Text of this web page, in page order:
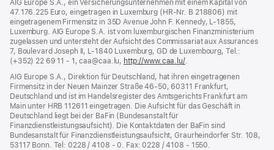
AIG Europe S.A., ein Versicherungsunternehmen mit einem Kapital von
47.176.225 Euro, eingetragen in Luxemburg (HR-Nr. B 218806) mit
eingetragenem Firmensitz in 35D Avenue John F. Kennedy, L-1855,
Luxemburg. AIG Europe S.A. ist vom luxemburgischen Finanzministerium
zugelassen und untersteht der Aufsicht des Commissariat aux Assurances
7, Boulevard Joseph II, L‑1840 Luxemburg, GD de Luxembourg, Tel.:
(+352) 22 69 11 - 1, caa@caa.lu, http://www.caa.lu/(Öffnet
neues
Fenster)
.
AIG Europe S.A., Direktion für Deutschland, hat ihren eingetragenen
Firmensitz in der Neuen Mainzer Straße 46‑50, 60311 Frankfurt,
Deutschland und ist im Handelsregister des Amtsgerichts Frankfurt am
Main unter HRB 112611 eingetragen. Die Aufsicht für das Geschäft in
Deutschland liegt bei der BaFin (Bundesanstalt für
Finanzdienstleistungsaufsicht). Die Kontaktdaten der BaFin sind
Bundesanstalt für Finanzdienstleistungsaufsicht, Graurheindorfer Str. 108,
53117 Bonn. Tel: 0228 / 4108 - 0. Fax: 0228 / 4108 - 1550.